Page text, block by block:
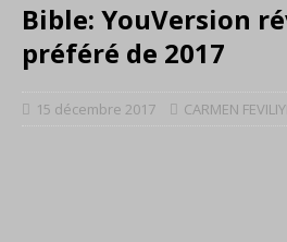
Bible: YouVersion
préféré de 2017
15 décembre 2017 CARMEN